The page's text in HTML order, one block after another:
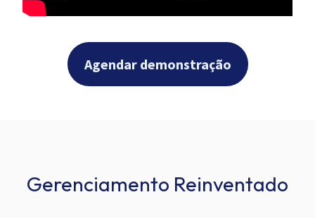
Agendar demonstração
Gerenciamento Reinventado